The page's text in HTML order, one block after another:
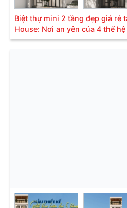
Biệt thự mini 2 tầng đẹp giá rẻ
House: Nơi an yên của 4 thế hệ